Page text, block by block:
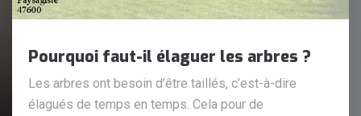
Pourquoi faut-il élaguer les arbres ?
Les arbres ont besoin d’être taillés, c’est-à-dire
élagués de temps en temps. Cela pour de